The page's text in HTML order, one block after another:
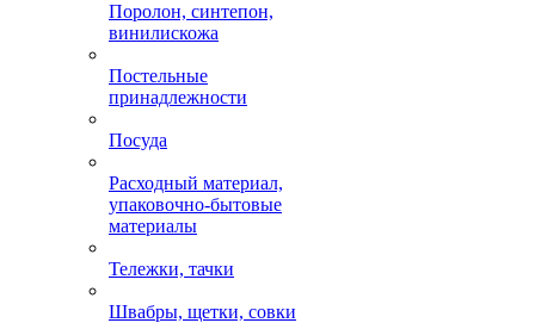
Поролон, синтепон,
винилискожа
Постельные
принадлежности
Посуда
Расходный материал,
упаковочно-бытовые
материалы
Тележки, тачки
Швабры, щетки, совки